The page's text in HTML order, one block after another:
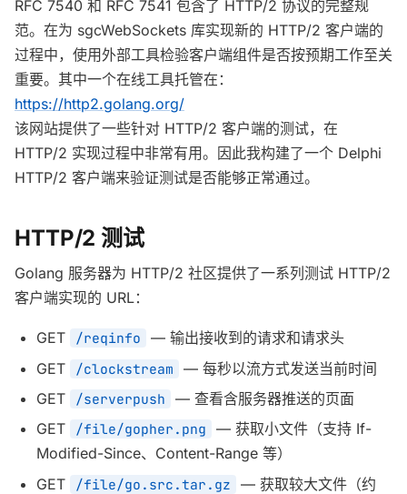
RFC 7540 和 RFC 7541 包含了 HTTP/2 协议的完整规
范。在为 sgcWebSockets 库实现新的 HTTP/2 客户端的
过程中，使用外部工具检验客户端组件是否按预期工作至关
重要。其中一个在线工具托管在：
https://http2.golang.org/
该网站提供了一些针对 HTTP/2 客户端的测试，在
HTTP/2 实现过程中非常有用。因此我构建了一个 Delphi
HTTP/2 客户端来验证测试是否能够正常通过。
HTTP/2 测试
Golang 服务器为 HTTP/2 社区提供了一系列测试 HTTP/2
客户端实现的 URL：
GET /reqinfo
— 输出接收到的请求和请求头
GET
/clockstream
— 每秒以流方式发送当前时间
GET
/serverpush
— 查看含服务器推送的页面
GET
/file/gopher.png
— 获取小文件（支持 If-
Modified-Since、Content-Range 等）
GET
/file/go.src.tar.gz
— 获取较大文件（约